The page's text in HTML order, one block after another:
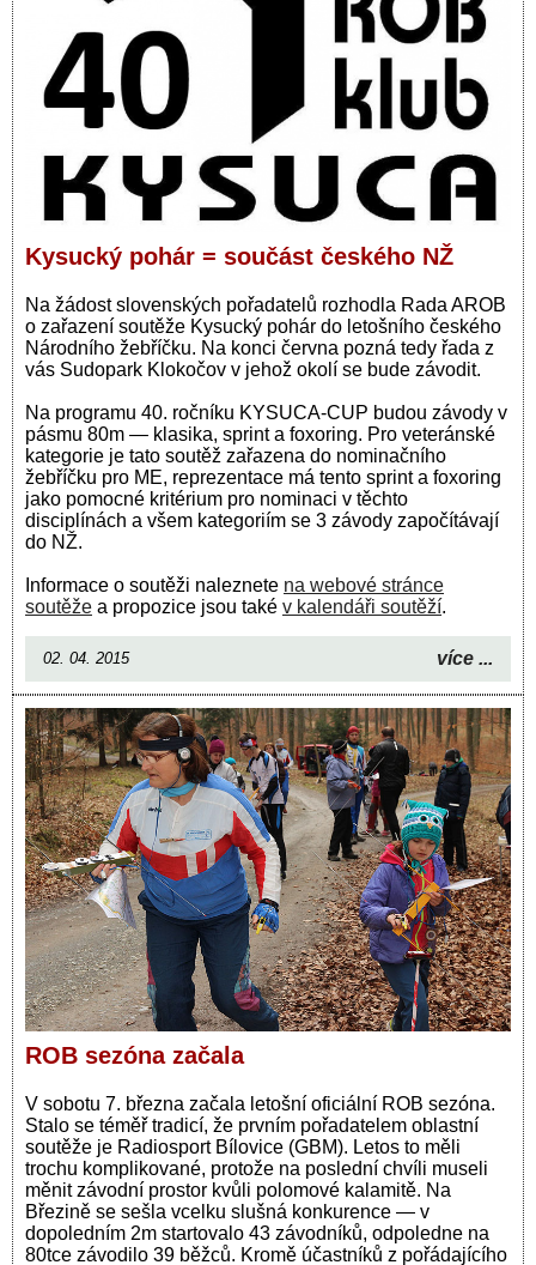
Kysucký pohár = součást českého NŽ
Na žádost slovenských pořadatelů rozhodla Rada AROB
o zařazení soutěže Kysucký pohár do letošního českého
Národního žebříčku. Na konci června pozná tedy řada z
vás Sudopark Klokočov v jehož okolí se bude závodit.
Na programu 40. ročníku KYSUCA-CUP budou závody v
pásmu 80m — klasika, sprint a foxoring. Pro veteránské
kategorie je tato soutěž zařazena do nominačního
žebříčku pro ME, reprezentace má tento sprint a foxoring
jako pomocné kritérium pro nominaci v těchto
disciplínách a všem kategoriím se 3 závody započítávají
do NŽ.
Informace o soutěži naleznete na webové stránce
soutěže a propozice jsou také v kalendáři soutěží.
02. 04. 2015 více ...
ROB sezóna začala
V sobotu 7. března začala letošní oficiální ROB sezóna.
Stalo se téměř tradicí, že prvním pořadatelem oblastní
soutěže je Radiosport Bílovice (GBM). Letos to měli
trochu komplikované, protože na poslední chvíli museli
měnit závodní prostor kvůli polomové kalamitě. Na
Březině se sešla vcelku slušná konkurence — v
dopoledním 2m startovalo 43 závodníků, odpoledne na
80tce závodilo 39 běžců. Kromě účastníků z pořádajícího